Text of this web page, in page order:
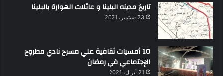
تاريخ مدينه البلينا و عائلات الهوارة بالبلينا
23 سبتمبر، 2021
10 أمسيات ثقافية علي مسرح نادي مطروح
الإجتماعي في رمضان
21 أبريل، 2021